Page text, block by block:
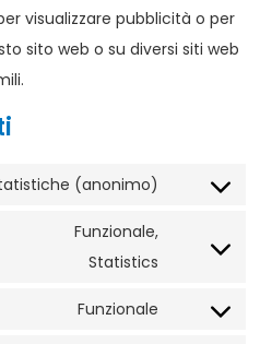
visualizzare pubblicità o per
sito web o su diversi siti web
(anonimo)
Funzionale,
Statistics
Funzionale